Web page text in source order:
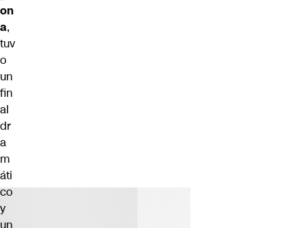
on
a,
tuv
o
un
fin
al
dr
a
m
áti
co
y
un